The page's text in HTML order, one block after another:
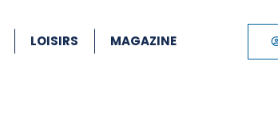
LOISIRS MAGAZINE